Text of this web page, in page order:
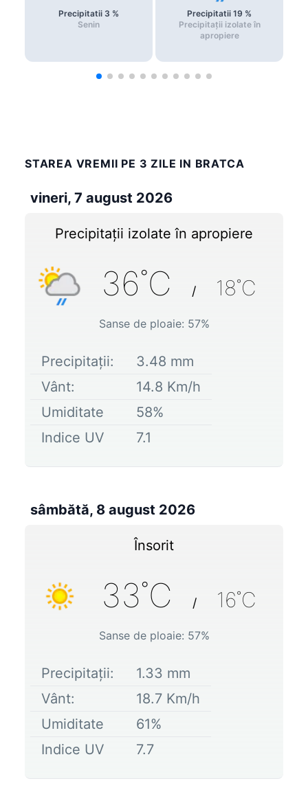
Precipitatii 3 %
Senin
Precipitatii 19 %
Precipitații izolate în
apropiere
STAREA VREMII PE 3 ZILE IN BRATCA
vineri, 7 august 2026
Precipitații izolate în apropiere
36˚C / 18˚C
Sanse de ploaie: 57%
Precipitații: 3.48 mm
Vânt:
14.8 Km/h
Umiditate
58%
Indice UV
7.1
sâmbătă, 8 august 2026
Însorit
33˚C / 16˚C
Sanse de ploaie: 57%
Precipitații: 1.33 mm
Vânt:
18.7 Km/h
Umiditate
61%
Indice UV
7.7